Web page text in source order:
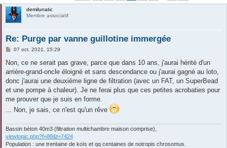
demilunatic
Membre associatif
Re: Purge par vanne guillotine immergée
M
s
a
g
07 oct. 2021, 15:29
Non, ce ne serait pas grave, parce que dans 10 ans, j'aurai hérité d'un
arrière-grand-oncle éloigné et sans descendance ou j'aurai gagné au loto,
donc j'aurai une deuxième ligne de filtration (avec un FAT, un SuperBead
et une pompe à chaleur). Je ne ferai plus que ces petites acrobaties pour
me prouver que je suis en forme.
... Non, je sais, ce n'est qu'un rêve
Bassin béton 40m3 (filtration multichambre maison comprise),
viewtopic.php?f=88&t=7424
Population : une trentaine de koïs et qq centaines de notropis chrosomus.